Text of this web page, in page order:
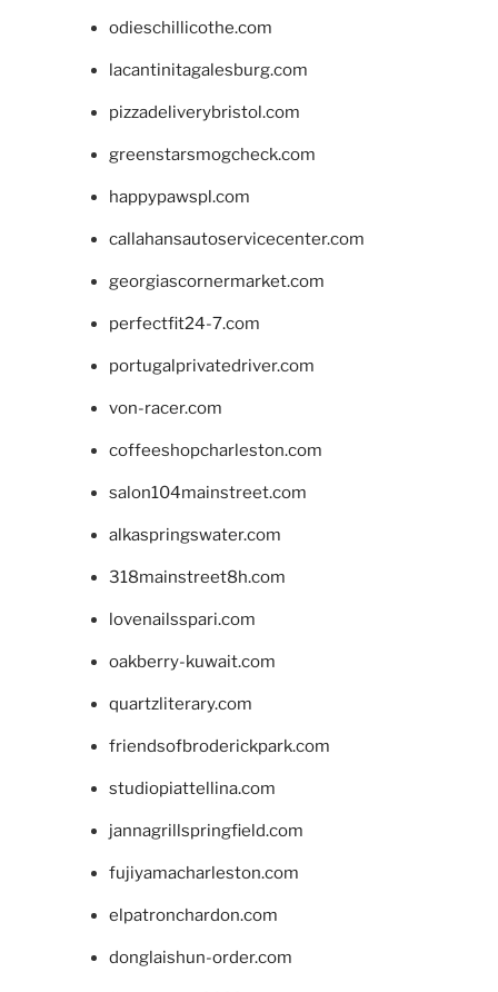
odieschillicothe.com
lacantinitagalesburg.com
pizzadeliverybristol.com
greenstarsmogcheck.com
happypawspl.com
callahansautoservicecenter.com
georgiascornermarket.com
perfectfit24-7.com
portugalprivatedriver.com
von-racer.com
coffeeshopcharleston.com
salon104mainstreet.com
alkaspringswater.com
318mainstreet8h.com
lovenailsspari.com
oakberry-kuwait.com
quartzliterary.com
friendsofbroderickpark.com
studiopiattellina.com
jannagrillspringfield.com
fujiyamacharleston.com
elpatronchardon.com
donglaishun-order.com